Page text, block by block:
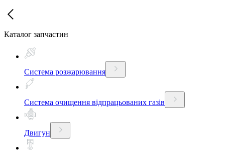
Каталог запчастин
Система розжарювання
Система очищення відпрацьованих газів
Двигун